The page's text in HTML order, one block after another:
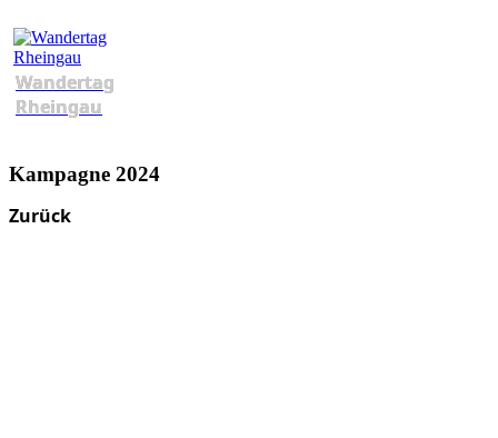
Wandertag
Rheingau
Kampagne 2024
Zurück